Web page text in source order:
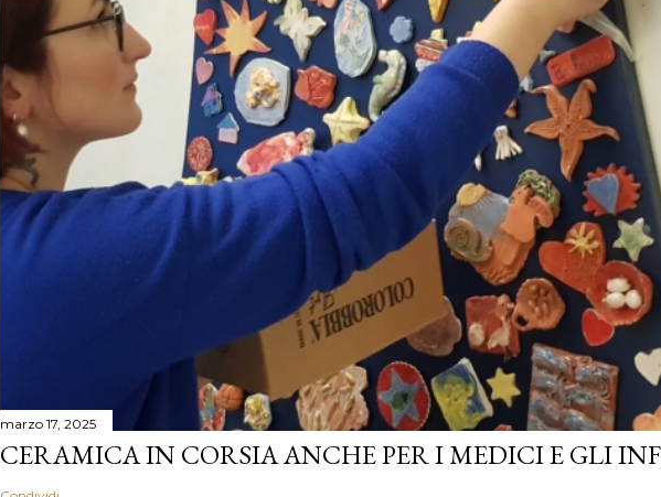
marzo 17, 2025
CERAMICA IN CORSIA ANCHE PER I MEDICI E GLI